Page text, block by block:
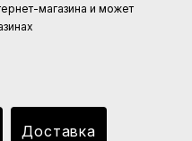
магазина и может
Доставка